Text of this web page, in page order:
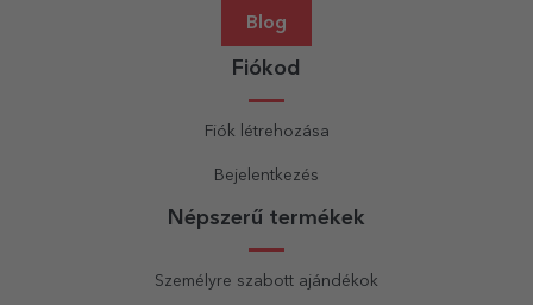
Blog
Fiókod
Fiók létrehozása
Bejelentkezés
Népszerű termékek
Személyre szabott ajándékok